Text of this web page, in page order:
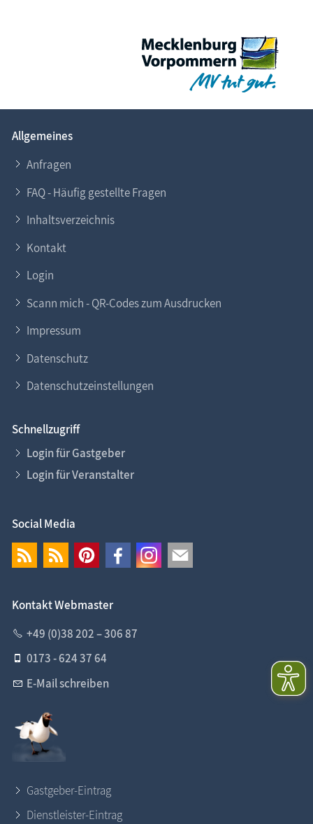
Allgemeines
Anfragen
FAQ - Häufig gestellte Fragen
Inhaltsverzeichnis
Kontakt
Login
Scann mich - QR-Codes zum Ausdrucken
Impressum
Datenschutz
Datenschutzeinstellungen
Schnellzugriff
Login für Gastgeber
Login für Veranstalter
Social Media
Kontakt Webmaster
+49 (0)38 202 – 306 87
0173 - 624 37 64
E-Mail schreiben
Gastgeber-Eintrag
Dienstleister-Eintrag